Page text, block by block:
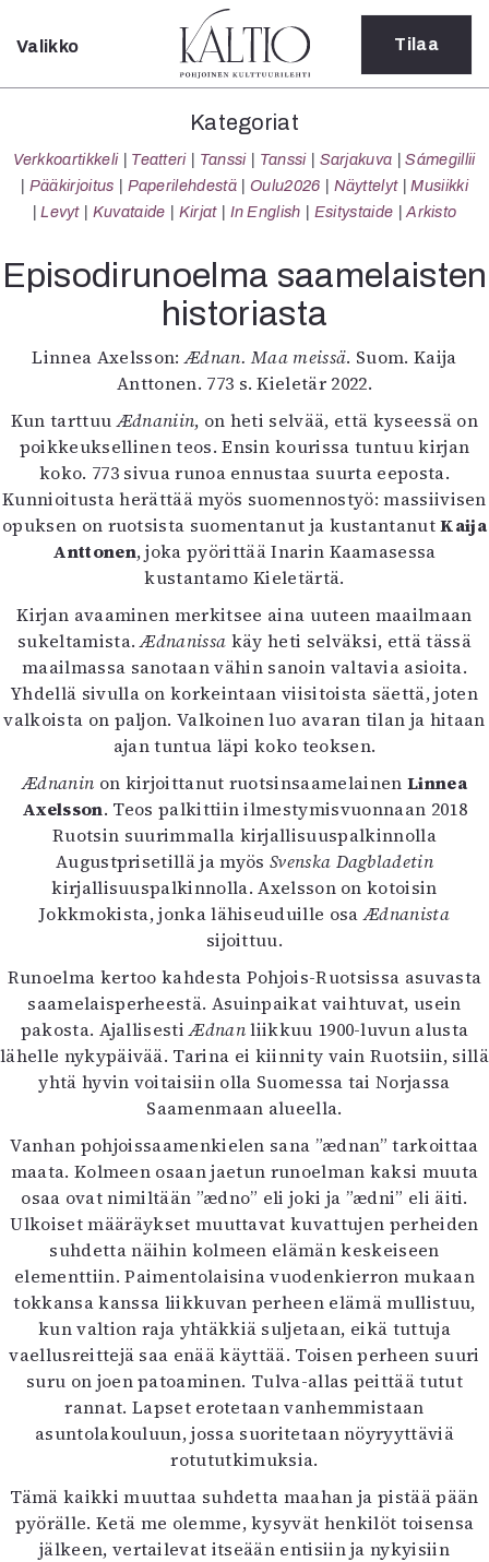
Sulje
Kategoriat
Verkkoartikkeli
Teatteri
Tanssi
Sarjakuva
Sámegillii
Pääkirjoitus
Oulu2026
Näyttelyt
Musiikki
Levyt
Kuvataide
Kirjat
In English
Esitystaide
Arkisto
Lehdet
4/2026
2–3/2026
1/2026
6/2025
5/2025 saame
5/2025
Lehtiarkisto
Info
Tilaus ja irtonumerot
Yhteistyössä
Toimitus
Mediatiedot
Kaltio ry
Valikko Tilaa
Kategoriat
Verkkoartikkeli Teatteri Tanssi Tanssi Sarjakuva
Sámegillii
Pääkirjoitus
Paperilehdestä Oulu2026 Näyttelyt
Musiikki
Levyt
Kuvataide Kirjat In English Esitystaide Arkisto
Episodirunoelma saamelaisten
historiasta
Linnea Axelsson:Ædnan. Maa meissä. Suom. Kaija
Anttonen. 773 s. Kieletär 2022.
Kun tarttuuÆdnaniin, on heti selvää, että kyseessä on
poikkeuksellinen teos. Ensin kourissa tuntuu kirjan
koko. 773 sivua runoa ennustaa suurta eeposta.
Kunnioitusta herättää myös suomennostyö: massiivisen
opuksen on ruotsista suomentanut ja kustantanutKaija
Anttonen, joka pyörittää Inarin Kaamasessa
kustantamo Kieletärtä.
Kirjan avaaminen merkitsee aina uuteen maailmaan
sukeltamista.Ædnanissa käy heti selväksi, että tässä
maailmassa sanotaan vähin sanoin valtavia asioita.
Yhdellä sivulla on korkeintaan viisitoista säettä, joten
valkoista on paljon. Valkoinen luo avaran tilan ja hitaan
ajan tuntua läpi koko teoksen.
Ædnanin on kirjoittanut ruotsinsaamelainen Linnea
Axelsson. Teos palkittiin ilmestymisvuonnaan 2018
Ruotsin suurimmalla kirjallisuuspalkinnolla
Augustprisetillä ja myös Svenska Dagbladetin
kirjallisuuspalkinnolla. Axelsson on kotoisin
Jokkmokista, jonka lähiseuduille osaÆdnanista
sijoittuu.
Runoelma kertoo kahdesta Pohjois-Ruotsissa asuvasta
saamelaisperheestä. Asuinpaikat vaihtuvat, usein
pakosta. AjallisestiÆdnanliikkuu 1900-luvun alusta
lähelle nykypäivää. Tarina ei kiinnity vain Ruotsiin, sillä
yhtä hyvin voitaisiin olla Suomessa tai Norjassa
Saamenmaan alueella.
Vanhan pohjoissaamenkielen sana ”ædnan” tarkoittaa
maata. Kolmeen osaan jaetun runoelman kaksi muuta
osaa ovat nimiltään ”ædno” eli joki ja ”ædni” eli äiti.
Ulkoiset määräykset muuttavat kuvattujen perheiden
suhdetta näihin kolmeen elämän keskeiseen
elementtiin. Paimentolaisina vuodenkierron mukaan
tokkansa kanssa liikkuvan perheen elämä mullistuu,
kun valtion raja yhtäkkiä suljetaan, eikä tuttuja
vaellusreittejä saa enää käyttää. Toisen perheen suuri
suru on joen patoaminen. Tulva-allas peittää tutut
rannat. Lapset erotetaan vanhemmistaan
asuntolakouluun, jossa suoritetaan nöyryyttäviä
rotututkimuksia.
Tämä kaikki muuttaa suhdetta maahan ja pistää pään
pyörälle. Ketä me olemme, kysyvät henkilöt toisensa
jälkeen, vertailevat itseään entisiin ja nykyisiin